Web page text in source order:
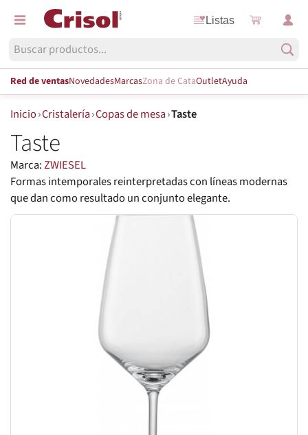
Listas
Red de ventasNovedadesMarcasZona de CataOutletAyuda
Inicio›Cristalería›Copas de mesa›Taste
Taste
Marca:ZWIESEL
Formas intemporales reinterpretadas con líneas modernas
que dan como resultado un conjunto elegante.